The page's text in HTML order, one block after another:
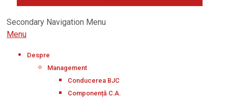
Secondary Navigation Menu
Menu
Despre
Management
Conducerea BJC
Componență C.A.